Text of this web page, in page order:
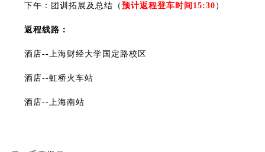
下午： 团训拓展及 总结 （预计返程登车时间15:30 ）
返程线路：
酒店--上海财经大学国定路校区
酒店--虹桥火车站
酒店--上海南站